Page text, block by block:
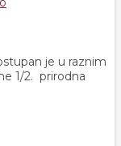
je u raznim
1/2. prirodna